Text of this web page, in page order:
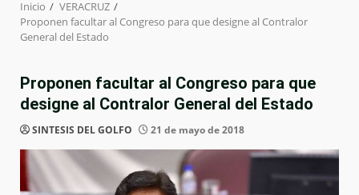
Inicio
VERACRUZ
Proponen facultar al Congreso para que designe al Contralor
General del Estado
Proponen facultar al Congreso para que
designe al Contralor General del Estado
SINTESIS DEL GOLFO 21 de mayo de 2018